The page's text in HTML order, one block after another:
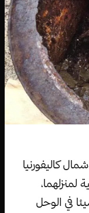
زوج في شمال كاليفورنيا
لمنزلهما،
في الوحل